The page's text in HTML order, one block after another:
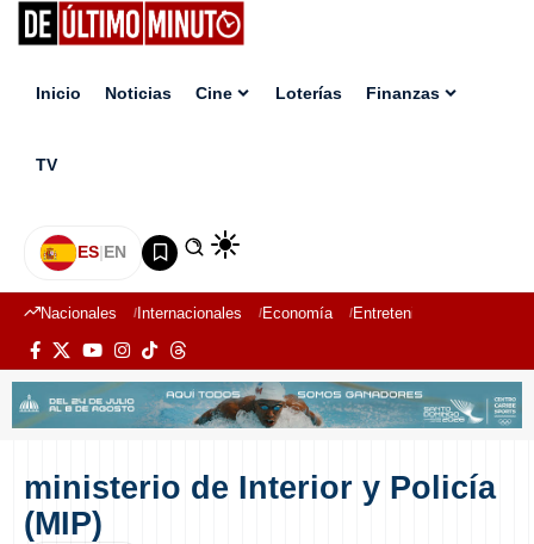
Inicio Noticias Cine Loterías Finanzas
TV
ES|EN
Nacionales Internacionales Economía Entretenimiento
ministerio de Interior y Policía
(MIP)